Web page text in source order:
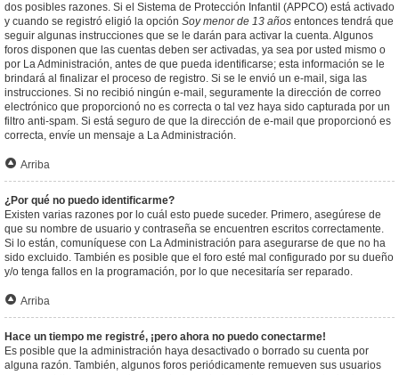
dos posibles razones. Si el Sistema de Protección Infantil (APPCO) está activado
y cuando se registró eligió la opción Soy menor de 13 años entonces tendrá que
seguir algunas instrucciones que se le darán para activar la cuenta. Algunos
foros disponen que las cuentas deben ser activadas, ya sea por usted mismo o
por La Administración, antes de que pueda identificarse; esta información se le
brindará al finalizar el proceso de registro. Si se le envió un e-mail, siga las
instrucciones. Si no recibió ningún e-mail, seguramente la dirección de correo
electrónico que proporcionó no es correcta o tal vez haya sido capturada por un
filtro anti-spam. Si está seguro de que la dirección de e-mail que proporcionó es
correcta, envíe un mensaje a La Administración.
Arriba
¿Por qué no puedo identificarme?
Existen varias razones por lo cuál esto puede suceder. Primero, asegúrese de
que su nombre de usuario y contraseña se encuentren escritos correctamente.
Si lo están, comuníquese con La Administración para asegurarse de que no ha
sido excluido. También es posible que el foro esté mal configurado por su dueño
y/o tenga fallos en la programación, por lo que necesitaría ser reparado.
Arriba
Hace un tiempo me registré, ¡pero ahora no puedo conectarme!
Es posible que la administración haya desactivado o borrado su cuenta por
alguna razón. También, algunos foros periódicamente remueven sus usuarios